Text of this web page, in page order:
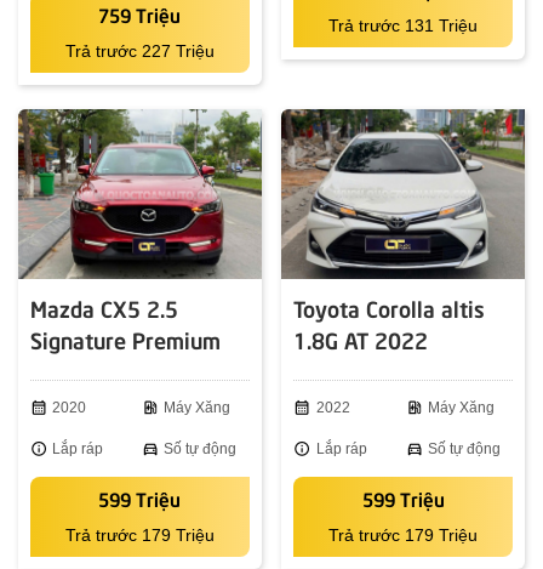
759 Triệu
Trả trước 227 Triệu
Trả trước 131 Triệu
Mazda CX5 2.5
Signature Premium
calendar_month 2020 ev_station Máy Xăng
info Lắp ráp directions_car Số tự động
599 Triệu
Trả trước 179 Triệu
Toyota Corolla altis
1.8G AT 2022
calendar_month 2022 ev_station Máy Xăng
info Lắp ráp directions_car Số tự động
599 Triệu
Trả trước 179 Triệu